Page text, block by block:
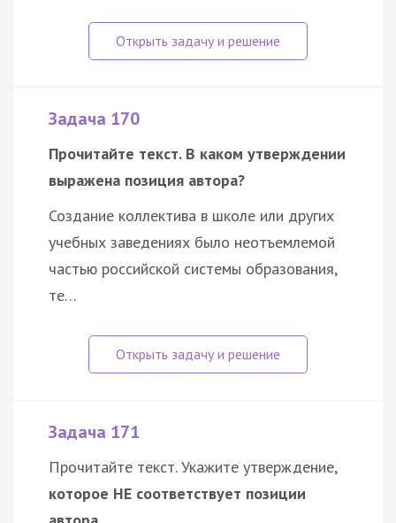
Задача 170
Прочитайте текст. В каком утверждении
выражена позиция автора?
Создание коллектива в школе или других
учебных заведениях было неотъемлемой
частью российской системы образования,
те…
Задача 171
Прочитайте текст. Укажите утверждение,
которое НЕ соответствует позиции